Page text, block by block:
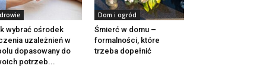
wybrać ośrodek
uzależnień w
dopasowany do
potrzeb...
Dom i ogród
Śmierć w domu –
formalności, które
trzeba dopełnić